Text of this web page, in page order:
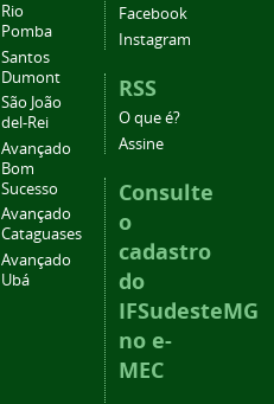
Rio
Pomba
Santos
Dumont
São João
del-Rei
Avançado
Bom
Sucesso
Avançado
Cataguases
Avançado
Ubá
Facebook
Instagram
RSS
O que é?
Assine
Consulte
o
cadastro
do
IFSudesteMG
no e-
MEC